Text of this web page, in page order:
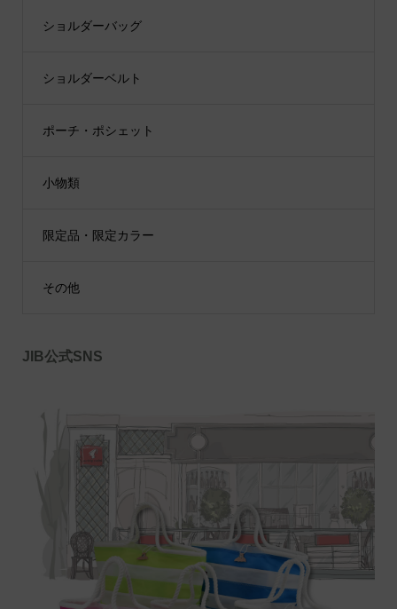
ショルダーバッグ
ショルダーベルト
ポーチ・ポシェット
小物類
限定品・限定カラー
その他
JIB公式SNS